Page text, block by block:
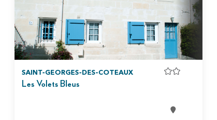
SAINT-GEORGES-DES-COTEAUX
Les Volets Bleus